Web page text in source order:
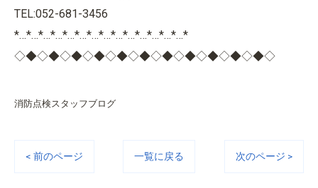
TEL:052-681-3456
*…*…*…*…*…*…*…*…*…*…*…*…*…*…*
◇◆◇◆◇◆◇◆◇◆◇◆◇◆◇◆◇◆◇◆◇◆◇
消防点検スタッフブログ
< 前のページ 一覧に戻る 次のページ >